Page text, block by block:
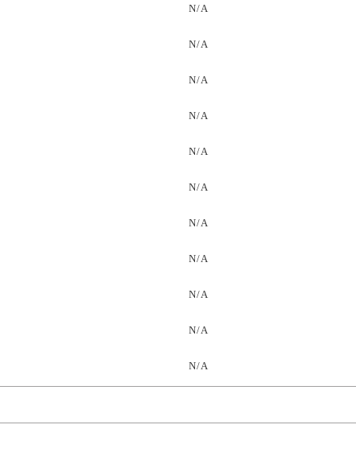
N/A
N/A
N/A
N/A
N/A
N/A
N/A
N/A
N/A
N/A
N/A